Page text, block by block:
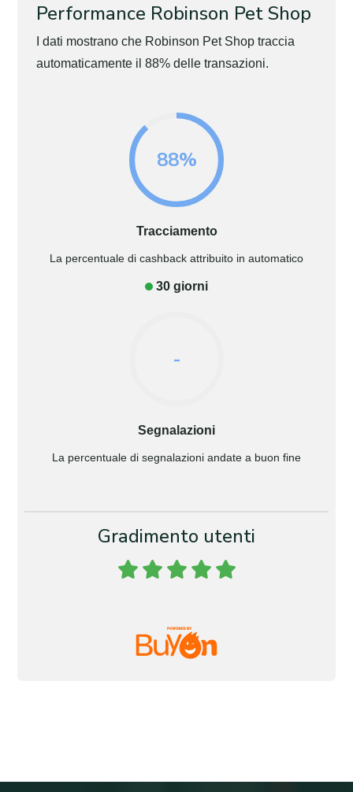
Performance Robinson Pet Shop
I dati mostrano che Robinson Pet Shop traccia
automaticamente il 88% delle transazioni.
88%
Tracciamento
La percentuale di cashback attribuito in automatico
30 giorni
-
Segnalazioni
La percentuale di segnalazioni andate a buon fine
Gradimento utenti